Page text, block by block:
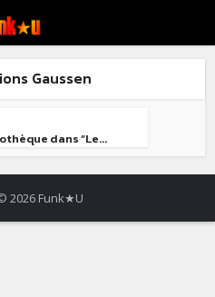
Gaussen
dans “Le...
2026 Funk★U